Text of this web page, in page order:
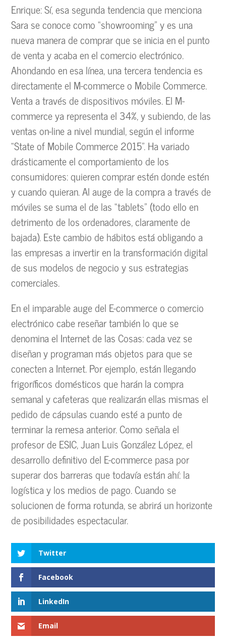
Enrique: Sí, esa segunda tendencia que menciona
Sara se conoce como “showrooming” y es una
nueva manera de comprar que se inicia en el punto
de venta y acaba en el comercio electrónico.
Ahondando en esa línea, una tercera tendencia es
directamente el M-commerce o Mobile Commerce.
Venta a través de dispositivos móviles. El M-
commerce ya representa el 34%, y subiendo, de las
ventas on-line a nivel mundial, según el informe
“State of Mobile Commerce 2015”. Ha variado
drásticamente el comportamiento de los
consumidores: quieren comprar estén donde estén
y cuando quieran. Al auge de la compra a través de
móviles se suma el de las “tablets” (todo ello en
detrimento de los ordenadores, claramente de
bajada). Este cambio de hábitos está obligando a
las empresas a invertir en la transformación digital
de sus modelos de negocio y sus estrategias
comerciales.
En el imparable auge del E-commerce o comercio
electrónico cabe reseñar también lo que se
denomina el Internet de las Cosas: cada vez se
diseñan y programan más objetos para que se
conecten a Internet. Por ejemplo, están llegando
frigoríficos domésticos que harán la compra
semanal y cafeteras que realizarán ellas mismas el
pedido de cápsulas cuando esté a punto de
terminar la remesa anterior. Como señala el
profesor de ESIC, Juan Luis González López, el
desarrollo definitivo del E-commerce pasa por
superar dos barreras que todavía están ahí: la
logística y los medios de pago. Cuando se
solucionen de forma rotunda, se abrirá un horizonte
de posibilidades espectacular.
Twitter
Facebook
LinkedIn
Email